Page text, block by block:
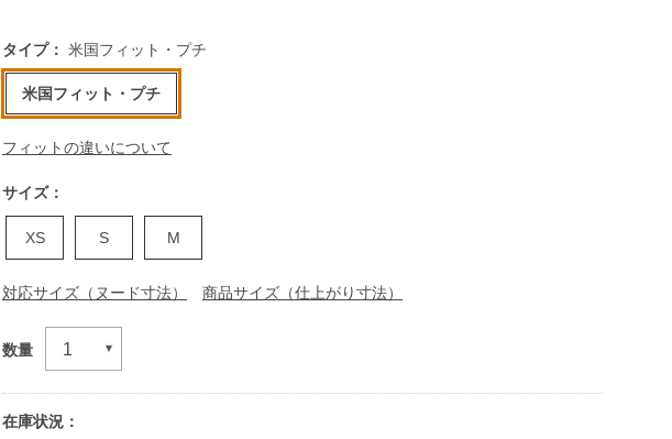
タイプ： 米国フィット・プチ
米国フィット・プチ
フィットの違いについて
サイズ：
XS S M
対応サイズ（ヌード寸法） 商品サイズ（仕上がり寸法）
数量
在庫状況：